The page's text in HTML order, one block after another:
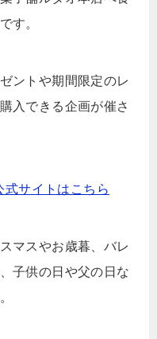
す。
ントや期間限定のレ
入できる企画が催さ
式サイトはこちら
マスやお歳暮、バレ
子供の日や父の日な